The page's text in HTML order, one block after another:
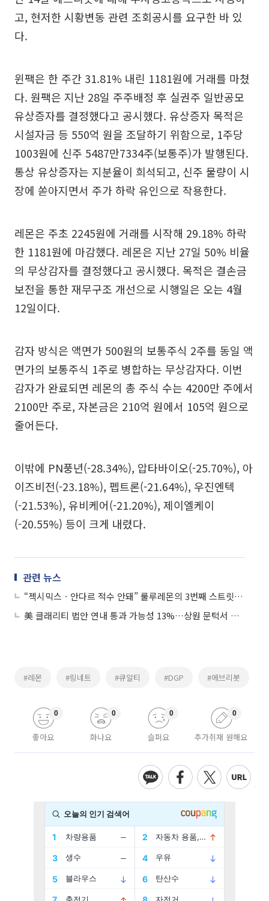
고, 현저한 시황변동 관련 조회공시를 요구한 바 있
다.
윈팩은 한 주간 31.81% 내린 1181원에 거래를 마쳤
다. 원팩은 지난 28일 주주배정 후 실권주 일반공모
유상증자를 결정했다고 공시했다. 유상증자 목적은
시설자금 등 550억 원을 조달하기 위함으로, 1주당
1003원에 신주 5487만7334주(보통주)가 발행된다.
통상 유상증자는 지분율이 희석되고, 신주 물량이 시
장에 쏟아지면서 주가 하락 유인으로 작용한다.
레몬은 주초 2245원에 거래를 시작해 29.18% 하락
한 1181원에 마감했다. 레몬은 지난 27일 50% 비율
의 무상감자를 결정했다고 공시했다. 목적은 결손금
보전을 통한 재무구조 개선으로 시행일은 오는 4월
12일이다.
감자 방식은 액면가 500원의 보통주식 2주를 동일 액
면가의 보통주식 1주로 병합하는 무상감자다. 이번
감자가 완료되면 레몬의 총 주식 수는 4200만 주에서
2100만 주로, 자본금은 210억 원에서 105억 원으로
줄어든다.
이밖에 PN풍년(-28.34%), 압타바이오(-25.70%), 아
이즈비전(-23.18%), 펩트론(-21.64%), 우진엔텍
(-21.53%), 유비케어(-21.20%), 제이엘케이
(-20.55%) 등이 크게 내렸다.
관련 뉴스
“젝시믹스ㆍ안다르 적수 안돼” 룰루레몬의 3번째 스트릿 매장
美 클래리티 법안 연내 통과 가능성 13%…상원 문턱서 제동
#레몬 #링네트 #큐알티 #DGP #에브리봇
좋아요
0
화나요
0
슬퍼요
0
추가취재 원해요
0